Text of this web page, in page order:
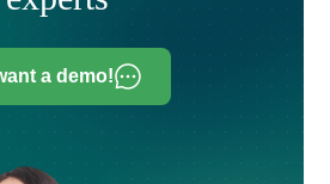
a demo!